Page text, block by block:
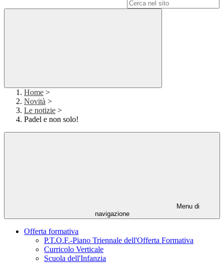
Home >
Novità >
Le notizie >
Padel e non solo!
Menu di
navigazione
Offerta formativa
P.T.O.F.-Piano Triennale dell'Offerta Formativa
Curricolo Verticale
Scuola dell'Infanzia